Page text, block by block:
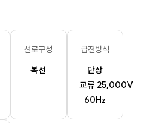
선로구성
복선
급전방식
단상
교류 25,000V
60Hz